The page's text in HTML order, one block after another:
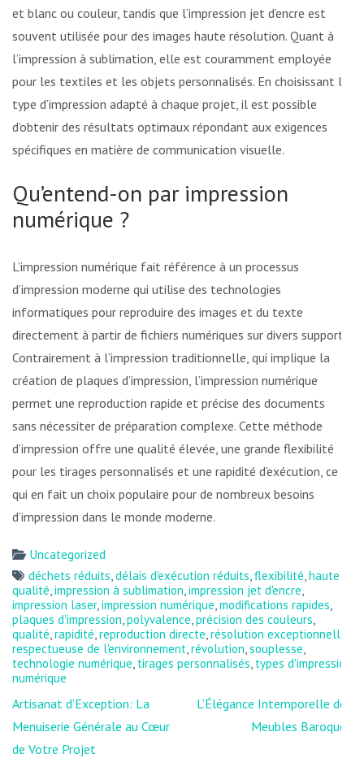
et blanc ou couleur, tandis que l’impression jet d’encre est
souvent utilisée pour des images haute résolution. Quant à
l’impression à sublimation, elle est couramment employée
pour les textiles et les objets personnalisés. En choisissant le
type d’impression adapté à chaque projet, il est possible
d’obtenir des résultats optimaux répondant aux exigences
spécifiques en matière de communication visuelle.
Qu’entend-on par impression
numérique ?
L’impression numérique fait référence à un processus
d’impression moderne qui utilise des technologies
informatiques pour reproduire des images et du texte
directement à partir de fichiers numériques sur divers supports.
Contrairement à l’impression traditionnelle, qui implique la
création de plaques d’impression, l’impression numérique
permet une reproduction rapide et précise des documents
sans nécessiter de préparation complexe. Cette méthode
d’impression offre une qualité élevée, une grande flexibilité
pour les tirages personnalisés et une rapidité d’exécution, ce
qui en fait un choix populaire pour de nombreux besoins
d’impression dans le monde moderne.
Uncategorized
déchets réduits,délais d'exécution réduits,flexibilité,haute
qualité,impression à sublimation,impression jet d'encre,
impression laser,impression numérique,modifications rapides,
plaques d'impression,polyvalence,précision des couleurs,
qualité,rapidité,reproduction directe,résolution exceptionnelle
respectueuse de l'environnement,révolution,souplesse,
technologie numérique, tirages personnalisés, types d'impression
numérique
Navigation
de
l’article
Artisanat d’Exception: La
Menuiserie Générale au Cœur
de Votre Projet
L’Élégance Intemporelle des
Meubles Baroques